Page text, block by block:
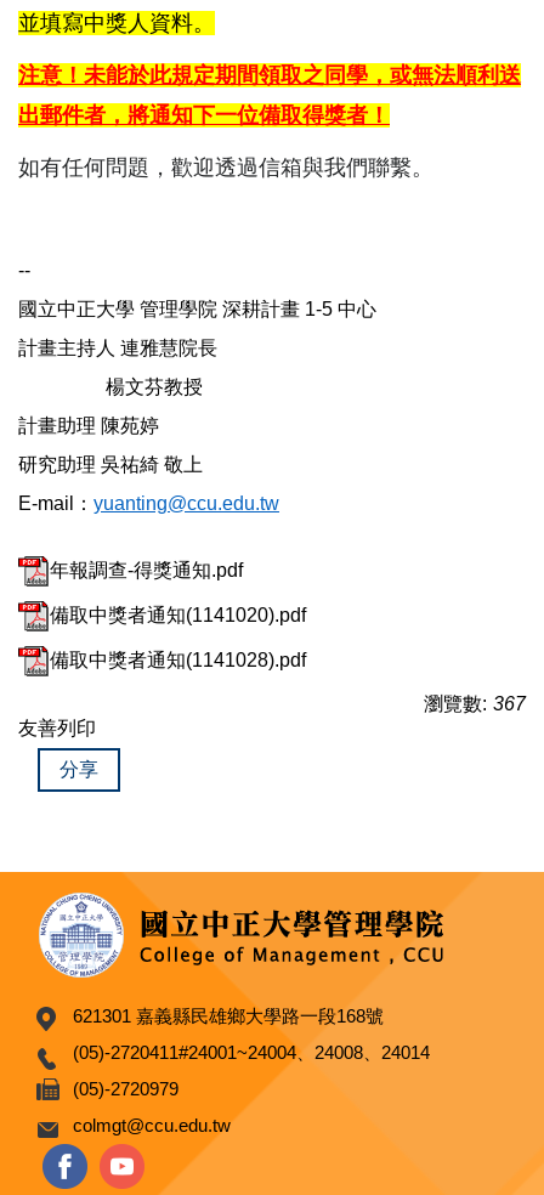
並填寫中獎人資料。
注意！未能於此規定期間領取之同學，或無法順利送
出郵件者，將通知下一位備取得獎者！
如有任何問題，歡迎透過信箱與我們聯繫。
--
國立中正大學 管理學院 深耕計畫 1-5 中心
計畫主持人 連雅慧院長
楊文芬教授
計畫助理 陳苑婷
研究助理 吳祐綺 敬上
E-mail
： yuanting@ccu.edu.tw
年報調查-得獎通知.pdf
備取中獎者通知(1141020).pdf
備取中獎者通知(1141028).pdf
瀏覽數: 367
友善列印
分享
621301 嘉義縣民雄鄉大學路一段168號
(05)-2720411#24001~24004、24008、24014
(05)-2720979
colmgt@ccu.edu.tw